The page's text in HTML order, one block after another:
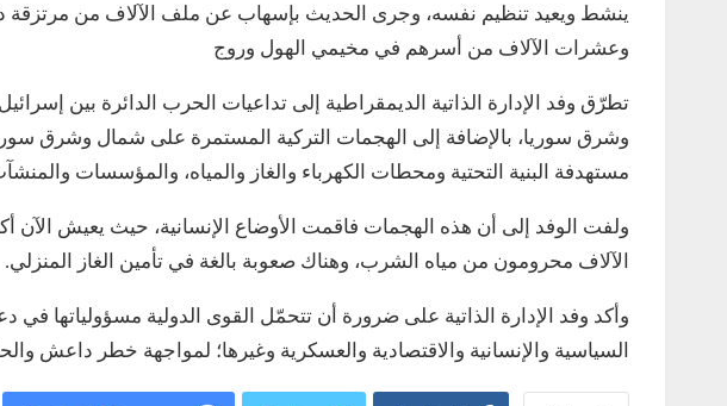
ينشط ويعيد تنظيم نفسه، وجرى الحديث بإسهاب عن ملف الآلاف من مرتزقة
وعشرات الآلاف من أسرهم في مخيمي الهول وروج
تطرّق وفد الإدارة الذاتية الديمقراطية إلى تداعيات الحرب الدائرة بين
وشرق سوريا، بالإضافة إلى الهجمات التركية المستمرة على شمال وشرق
مستهدفة البنية التحتية ومحطات الكهرباء والغاز والمياه، والمؤسسات
ولفت الوفد إلى أن هذه الهجمات فاقمت الأوضاع الإنسانية، حيث يعيش
الآلاف محرومون من مياه الشرب، وهناك صعوبة بالغة في تأمين الغاز المنزلي.
وأكد وفد الإدارة الذاتية على ضرورة أن تتحمّل القوى الدولية مسؤولياتها في
السياسية والإنسانية والاقتصادية والعسكرية وغيرها؛ لمواجهة خطر داعش